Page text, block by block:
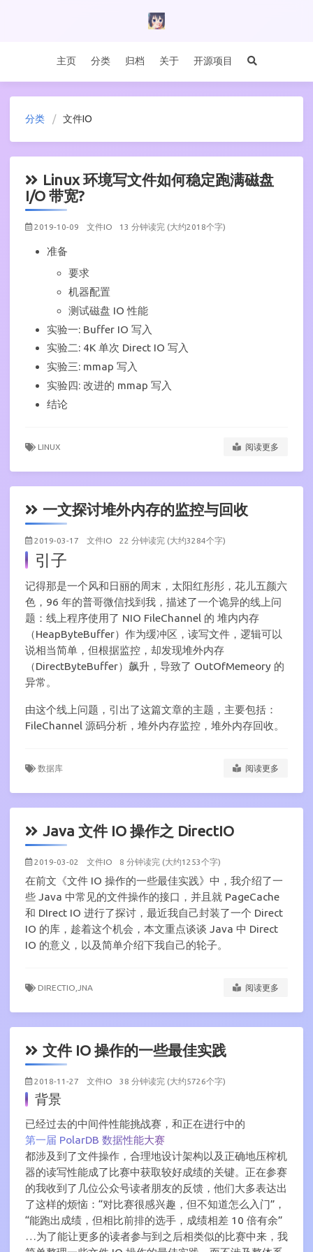
主页 分类 归档 关于 开源项目
分类 文件IO
Linux 环境写文件如何稳定跑满磁盘
I/O 带宽?
2019-10-09 文件IO 13 分钟读完 (大约2018个字)
准备
要求
机器配置
测试磁盘 IO 性能
实验一: Buffer IO 写入
实验二: 4K 单次 Direct IO 写入
实验三: mmap 写入
实验四: 改进的 mmap 写入
结论
LINUX 阅读更多
一文探讨堆外内存的监控与回收
2019-03-17 文件IO 22 分钟读完 (大约3284个字)
引子
记得那是一个风和日丽的周末，太阳红彤彤，花儿五颜六
色，96 年的普哥微信找到我，描述了一个诡异的线上问
题：线上程序使用了 NIO FileChannel 的 堆内内存
（HeapByteBuffer）作为缓冲区，读写文件，逻辑可以
说相当简单，但根据监控，却发现堆外内存
（DirectByteBuffer）飙升，导致了 OutOfMemeory 的
异常。
由这个线上问题，引出了这篇文章的主题，主要包括：
FileChannel 源码分析，堆外内存监控，堆外内存回收。
数据库 阅读更多
Java 文件 IO 操作之 DirectIO
2019-03-02 文件IO 8 分钟读完 (大约1253个字)
在前文《文件 IO 操作的一些最佳实践》中，我介绍了一
些 Java 中常见的文件操作的接口，并且就 PageCache
和 DIrect IO 进行了探讨，最近我自己封装了一个 Direct
IO 的库，趁着这个机会，本文重点谈谈 Java 中 Direct
IO 的意义，以及简单介绍下我自己的轮子。
DIRECTIO, JNA 阅读更多
文件 IO 操作的一些最佳实践
2018-11-27 文件IO 38 分钟读完 (大约5726个字)
背景
已经过去的中间件性能挑战赛，和正在进行中的
第一届 PolarDB 数据性能大赛
都涉及到了文件操作，合理地设计架构以及正确地压榨机
器的读写性能成了比赛中获取较好成绩的关键。正在参赛
的我收到了几位公众号读者朋友的反馈，他们大多表达出
了这样的烦恼：“对比赛很感兴趣，但不知道怎么入门”，
“能跑出成绩，但相比前排的选手，成绩相差 10 倍有余”
…为了能让更多的读者参与到之后相类似的比赛中来，我